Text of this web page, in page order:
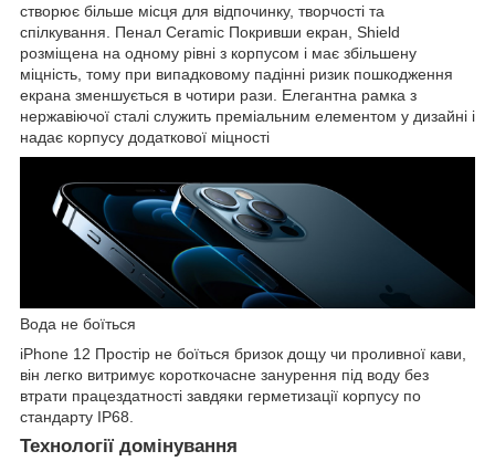
створює більше місця для відпочинку, творчості та
спілкування. Пенал Ceramic Покривши екран, Shield
розміщена на одному рівні з корпусом і має збільшену
міцність, тому при випадковому падінні ризик пошкодження
екрана зменшується в чотири рази. Елегантна рамка з
нержавіючої сталі служить преміальним елементом у дизайні і
надає корпусу додаткової міцності
Вода не боїться
iPhone 12 Простір не боїться бризок дощу чи проливної кави,
він легко витримує короткочасне занурення під воду без
втрати працездатності завдяки герметизації корпусу по
стандарту IP68.
Технології домінування